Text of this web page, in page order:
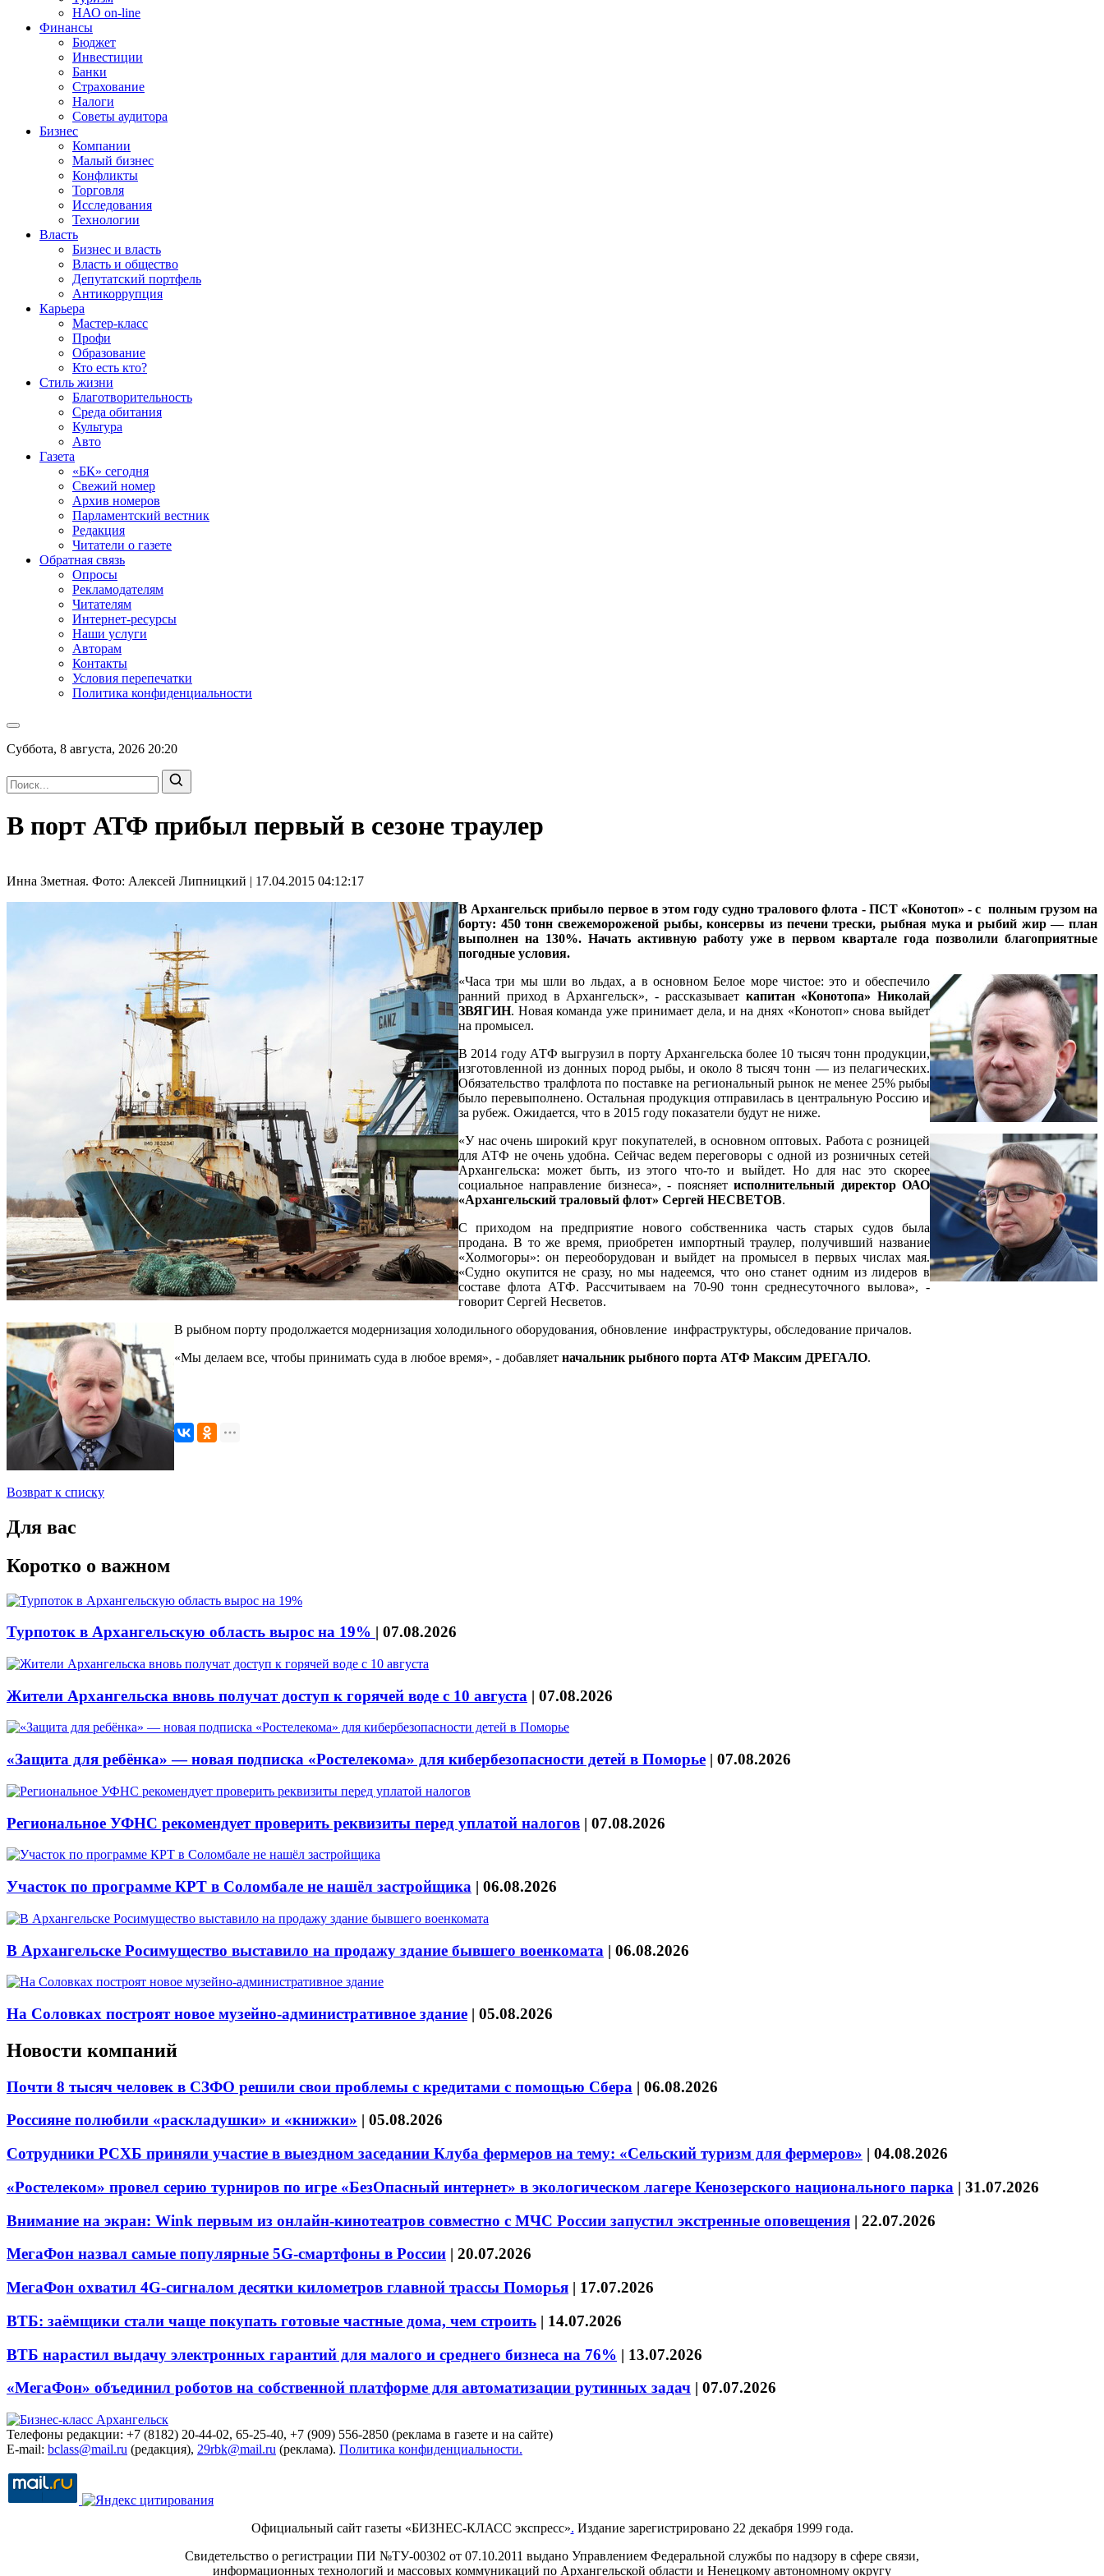
НАО on-line
Финансы
Бюджет
Инвестиции
Банки
Страхование
Налоги
Советы аудитора
Бизнес
Компании
Малый бизнес
Конфликты
Торговля
Исследования
Технологии
Власть
Бизнес и власть
Власть и общество
Депутатский портфель
Антикоррупция
Карьера
Мастер-класс
Профи
Образование
Кто есть кто?
Стиль жизни
Благотворительность
Среда обитания
Культура
Авто
Газета
«БК» сегодня
Свежий номер
Архив номеров
Парламентский вестник
Редакция
Читатели о газете
Обратная связь
Опросы
Рекламодателям
Читателям
Интернет-ресурсы
Наши услуги
Авторам
Контакты
Условия перепечатки
Политика конфиденциальности
Суббота, 8 августа, 2026 20:20
В порт АТФ прибыл первый в сезоне траулер
Инна Зметная. Фото: Алексей Липницкий | 17.04.2015 04:12:17
В Архангельск прибыло первое в этом году судно тралового флота - ПСТ «Конотоп» - с полным грузом на
борту: 450 тонн свежемороженой рыбы, консервы из печени трески, рыбная мука и рыбий жир — план
выполнен на 130%. Начать активную работу уже в первом квартале года позволили благоприятные
погодные условия.
«Часа три мы шли во льдах, а в основном Белое море чистое: это и обеспечило
ранний приход в Архангельск», - рассказывает капитан «Конотопа» Николай
ЗВЯГИН. Новая команда уже принимает дела, и на днях «Конотоп» снова выйдет
на промысел.
В 2014 году АТФ выгрузил в порту Архангельска более 10 тысяч тонн продукции,
изготовленной из донных пород рыбы, и около 8 тысяч тонн — из пелагических.
Обязательство тралфлота по поставке на региональный рынок не менее 25% рыбы
было перевыполнено. Остальная продукция отправилась в центральную Россию и
за рубеж. Ожидается, что в 2015 году показатели будут не ниже.
«У нас очень широкий круг покупателей, в основном оптовых. Работа с розницей
для АТФ не очень удобна. Сейчас ведем переговоры с одной из розничных сетей
Архангельска: может быть, из этого что-то и выйдет. Но для нас это скорее
социальное направление бизнеса», - поясняетисполнительный директор ОАО
«Архангельский траловый флот» Сергей НЕСВЕТОВ.
С приходом на предприятие нового собственника часть старых судов была
продана. В то же время, приобретен импортный траулер, получивший название
«Холмогоры»: он переоборудован и выйдет на промысел в первых числах мая.
«Судно окупится не сразу, но мы надеемся, что оно станет одним из лидеров в
составе флота АТФ. Рассчитываем на 70-90 тонн среднесуточного вылова», -
говорит Сергей Несветов.
В рыбном порту продолжается модернизация холодильного оборудования, обновление инфраструктуры, обследование причалов.
«Мы делаем все, чтобы принимать суда в любое время», - добавляет начальник рыбного порта АТФ Максим ДРЕГАЛО.
Возврат к списку
Для вас
Коротко о важном
Турпоток в Архангельскую область вырос на 19% | 07.08.2026
Жители Архангельска вновь получат доступ к горячей воде с 10 августа | 07.08.2026
«Защита для ребёнка» — новая подписка «Ростелекома» для кибербезопасности детей в Поморье | 07.08.2026
Региональное УФНС рекомендует проверить реквизиты перед уплатой налогов | 07.08.2026
Участок по программе КРТ в Соломбале не нашёл застройщика | 06.08.2026
В Архангельске Росимущество выставило на продажу здание бывшего военкомата | 06.08.2026
На Соловках построят новое музейно-административное здание | 05.08.2026
Новости компаний
Почти 8 тысяч человек в СЗФО решили свои проблемы с кредитами с помощью Сбера | 06.08.2026
Россияне полюбили «раскладушки» и «книжки» | 05.08.2026
Сотрудники РСХБ приняли участие в выездном заседании Клуба фермеров на тему: «Сельский туризм для фермеров» | 04.08.2026
«Ростелеком» провел серию турниров по игре «БезОпасный интернет» в экологическом лагере Кенозерского национального парка | 31.07.2026
Внимание на экран: Wink первым из онлайн-кинотеатров совместно с МЧС России запустил экстренные оповещения | 22.07.2026
МегаФон назвал самые популярные 5G-смартфоны в России | 20.07.2026
МегаФон охватил 4G-сигналом десятки километров главной трассы Поморья | 17.07.2026
ВТБ: заёмщики стали чаще покупать готовые частные дома, чем строить | 14.07.2026
ВТБ нарастил выдачу электронных гарантий для малого и среднего бизнеса на 76% | 13.07.2026
«МегаФон» объединил роботов на собственной платформе для автоматизации рутинных задач | 07.07.2026
Телефоны редакции: +7 (8182) 20-44-02, 65-25-40, +7 (909) 556-2850 (реклама в газете и на сайте)
E-mail: bclass@mail.ru (редакция), 29rbk@mail.ru (реклама). Политика конфиденциальности.
Официальный сайт газеты «БИЗНЕС-КЛАСС экспресс». Издание зарегистрировано 22 декабря 1999 года.
Свидетельство о регистрации ПИ №ТУ-00302 от 07.10.2011 выдано Управлением Федеральной службы по надзору в сфере связи,
информационных технологий и массовых коммуникаций по Архангельской области и Ненецкому автономному округу